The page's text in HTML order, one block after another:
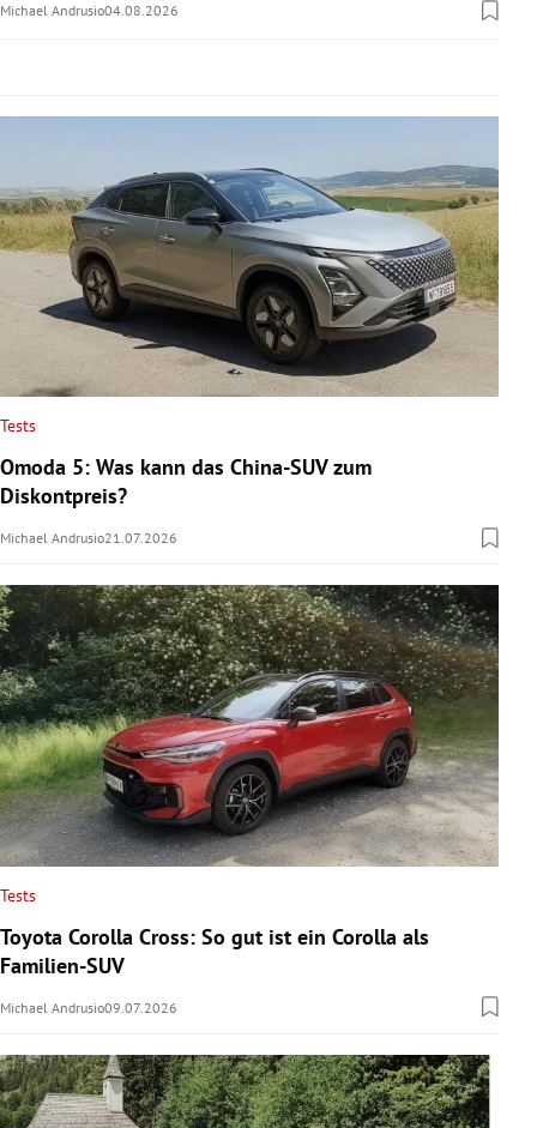
Untermenü
Untermenü
Michael Andrusio04.08.2026
Tests
Omoda 5: Was kann das China-SUV zum
Diskontpreis?
Michael Andrusio21.07.2026
Tests
Toyota Corolla Cross: So gut ist ein Corolla als
Familien-SUV
Michael Andrusio09.07.2026